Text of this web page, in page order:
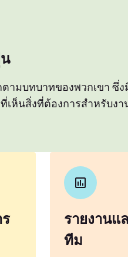
ามบทบาทของพวกเขา ซึ่
เห็นสิ่งที่ต้องการสำหรับง
รายงานแ
ทีม